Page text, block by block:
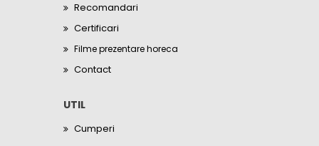
Recomandari
Certificari
Filme prezentare horeca
Contact
UTIL
Cumperi